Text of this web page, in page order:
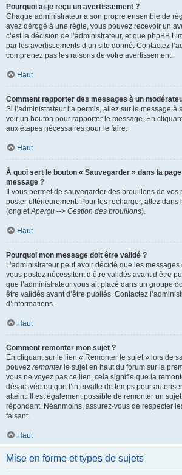
Pourquoi ai-je reçu un avertissement ?
Chaque administrateur a son propre ensemble de
avez dérogé à une règle, vous pouvez recevoir un
c’est la décision de l’administrateur, et que phpBB
par les avertissements d’un site donné. Contactez
comprenez pas les raisons de votre avertissement.
Haut
Comment rapporter des messages à un
Si l’administrateur l’a permis, allez sur le message à
voir un bouton pour rapporter le message. En
aux étapes nécessaires pour le faire.
Haut
À quoi sert le bouton « Sauvegarder » dans la
message ?
Il vous permet de sauvegarder des brouillons de vos
poster ultérieurement. Pour les recharger, allez dans
(ongletAperçu --> Gestion des brouillons).
Haut
Pourquoi mon message doit être validé ?
L’administrateur peut avoir décidé que les
vous postez nécessitent d’être validés avant d’être
que l’administrateur vous ait placé dans un groupe
être validés avant d’être publiés. Contactez
d’informations.
Haut
Comment remonter mon sujet ?
En cliquant sur le lien « Remonter le sujet » lors de
pouvez remonterle sujet en haut du forum sur la
vous ne voyez pas ce lien, cela signifie que la
désactivée ou que l’intervalle de temps pour
atteint. Il est également possible de remonter un
répondant. Néanmoins, assurez-vous de respecter
faisant.
Haut
Mise en forme et types de sujets